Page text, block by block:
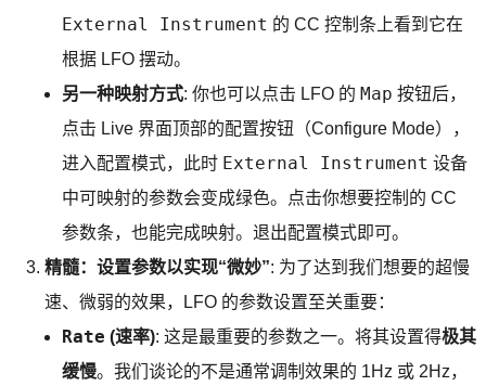
External Instrument 的 CC 控制条上看到它在
根据 LFO 摆动。
另一种映射方式: 你也可以点击 LFO 的 Map 按钮后，
点击 Live 界面顶部的配置按钮（Configure Mode），
进入配置模式，此时 External Instrument 设备
中可映射的参数会变成绿色。点击你想要控制的 CC
参数条，也能完成映射。退出配置模式即可。
精髓：设置参数以实现“微妙”: 为了达到我们想要的超慢
速、微弱的效果，LFO 的参数设置至关重要：
Rate (速率): 这是最重要的参数之一。将其设置得极其
缓慢。我们谈论的不是通常调制效果的 1Hz 或 2Hz，